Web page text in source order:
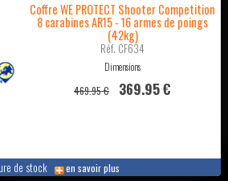
de stock en savoir plus
Coffre WE PROTECT Shooter Competition
8 carabines AR15 - 16 armes de poings
(42kg)
Réf. CF634
Dimensions
469.95 € 369.95 €